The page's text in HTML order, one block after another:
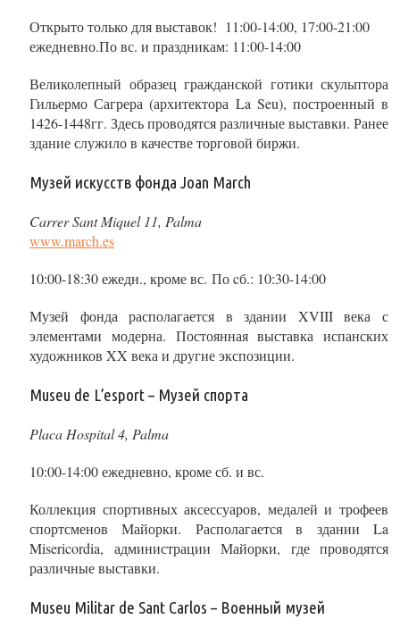
Открыто только для выставок! 11:00-14:00, 17:00-21:00
ежедневно.По вс. и праздникам: 11:00-14:00
Великолепный образец гражданской готики скульптора
Гильермо Сагрера (архитектора La Seu), построенный в
1426-1448гг. Здесь проводятся различные выставки. Ранее
здание служило в качестве торговой биржи.
Музей искусств фонда Joan March
Carrer Sant Miquel 11, Palma
www.march.es
10:00-18:30 ежедн., кроме вс. По cб.: 10:30-14:00
Музей фонда располагается в здании XVIII века с
элементами модерна. Постоянная выставка испанских
художников XX века и другие экспозиции.
Museu de L’esport – Музей спорта
Placa Hospital 4, Palma
10:00-14:00 ежедневно, кроме сб. и вс.
Коллекция спортивных аксессуаров, медалей и трофеев
спортсменов Майорки. Располагается в здании La
Misericordia, администрации Майорки, где проводятся
различные выставки.
Museu Militar de Sant Carlos – Военный музей